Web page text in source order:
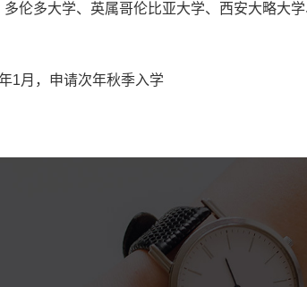
多伦多大学、英属哥伦比亚大学、西安大略大
1月，申请次年秋季入学